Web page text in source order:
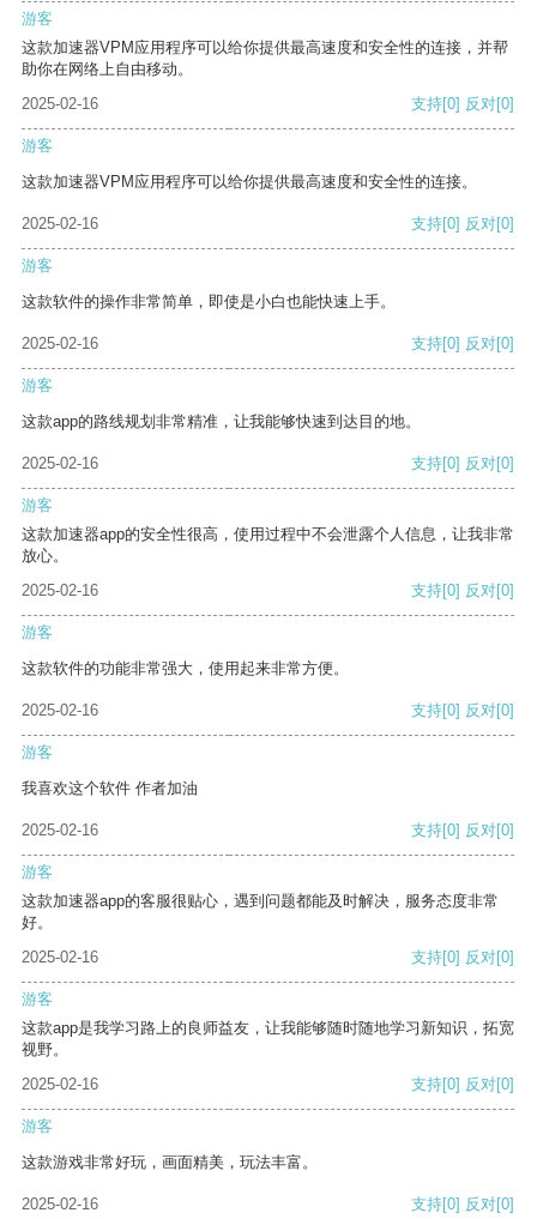
游客
这款加速器VPM应用程序可以给你提供最高速度和安全性的连接，并帮
助你在网络上自由移动。
2025-02-16
支持[0] 反对[0]
游客
这款加速器VPM应用程序可以给你提供最高速度和安全性的连接。
2025-02-16 支持[0] 反对[0]
游客
这款软件的操作非常简单，即使是小白也能快速上手。
2025-02-16 支持[0] 反对[0]
游客
这款app的路线规划非常精准，让我能够快速到达目的地。
2025-02-16 支持[0] 反对[0]
游客
这款加速器app的安全性很高，使用过程中不会泄露个人信息，让我非常
放心。
2025-02-16
支持[0] 反对[0]
游客
这款软件的功能非常强大，使用起来非常方便。
2025-02-16 支持[0] 反对[0]
游客
我喜欢这个软件 作者加油
2025-02-16 支持[0] 反对[0]
游客
这款加速器app的客服很贴心，遇到问题都能及时解决，服务态度非常
好。
2025-02-16
支持[0] 反对[0]
游客
这款app是我学习路上的良师益友，让我能够随时随地学习新知识，拓宽
视野。
2025-02-16
支持[0] 反对[0]
游客
这款游戏非常好玩，画面精美，玩法丰富。
2025-02-16 支持[0] 反对[0]